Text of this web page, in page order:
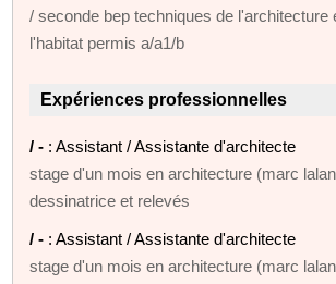
/ seconde bep techniques de l'architecture
l'habitat permis a/a1/b
Expériences professionnelles
/ - : Assistant / Assistante d'architecte
stage d'un mois en architecture (marc
dessinatrice et relevés
/ - : Assistant / Assistante d'architecte
stage d'un mois en architecture (marc